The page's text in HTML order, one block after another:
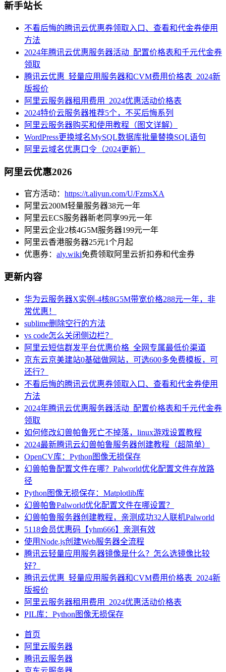
新手站长
不看后悔的腾讯云优惠券领取入口、查看和代金券使用
方法
2024年腾讯云优惠服务器活动_配置价格表和千元代金券
领取
腾讯云优惠_轻量应用服务器和CVM费用价格表_2024新
版报价
阿里云服务器租用费用_2024优惠活动价格表
2024特价云服务器推荐5个，不买后悔系列
阿里云服务器购买和使用教程（图文详解）
WordPress更换域名MySQL数据库批量替换SQL语句
阿里云域名优惠口令（2024更新）
阿里云优惠2026
官方活动： https://t.aliyun.com/U/FzmsXA
阿里云200M轻量服务器38元一年
阿里云ECS服务器新老同享99元一年
阿里云企业2核4G5M服务器199元一年
阿里云香港服务器25元1个月起
优惠券： aly.wiki免费领取阿里云折扣券和代金券
更新内容
华为云服务器X实例-4核8G5M带宽价格288元一年，非
常优惠！
sublime删除空行的方法
vs code怎么关闭侧边栏？
阿里云短信群发平台优惠价格_全网专属最低价渠道
京东云京美建站0基础做网站，可选600多免费模板，可
还行？
不看后悔的腾讯云优惠券领取入口、查看和代金券使用
方法
2024年腾讯云优惠服务器活动_配置价格表和千元代金券
领取
如何修改幻兽帕鲁死亡不掉落，linux游戏设置教程
2024最新腾讯云幻兽帕鲁服务器创建教程（超简单）
OpenCV库：Python图像无损保存
幻兽帕鲁配置文件在哪？Palworld优化配置文件存放路
径
Python图像无损保存：Matplotlib库
幻兽帕鲁Palworld优化配置文件在哪设置？
幻兽帕鲁服务器创建教程，亲测成功32人联机Palworld
5118会员优惠码【yhm666】亲测有效
使用Node.js创建Web服务器全流程
腾讯云轻量应用服务器镜像是什么？怎么选镜像比较
好？
腾讯云优惠_轻量应用服务器和CVM费用价格表_2024新
版报价
阿里云服务器租用费用_2024优惠活动价格表
PIL库：Python图像无损保存
首页
阿里云服务器
腾讯云服务器